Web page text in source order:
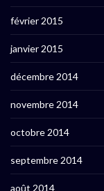
février 2015
janvier 2015
décembre 2014
novembre 2014
octobre 2014
septembre 2014
août 2014